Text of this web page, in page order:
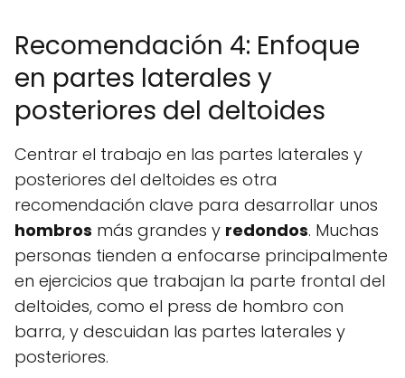
Recomendación 4: Enfoque
en partes laterales y
posteriores del deltoides
Centrar el trabajo en las partes laterales y
posteriores del deltoides es otra
recomendación clave para desarrollar unos
hombros más grandes y redondos. Muchas
personas tienden a enfocarse principalmente
en ejercicios que trabajan la parte frontal del
deltoides, como el press de hombro con
barra, y descuidan las partes laterales y
posteriores.